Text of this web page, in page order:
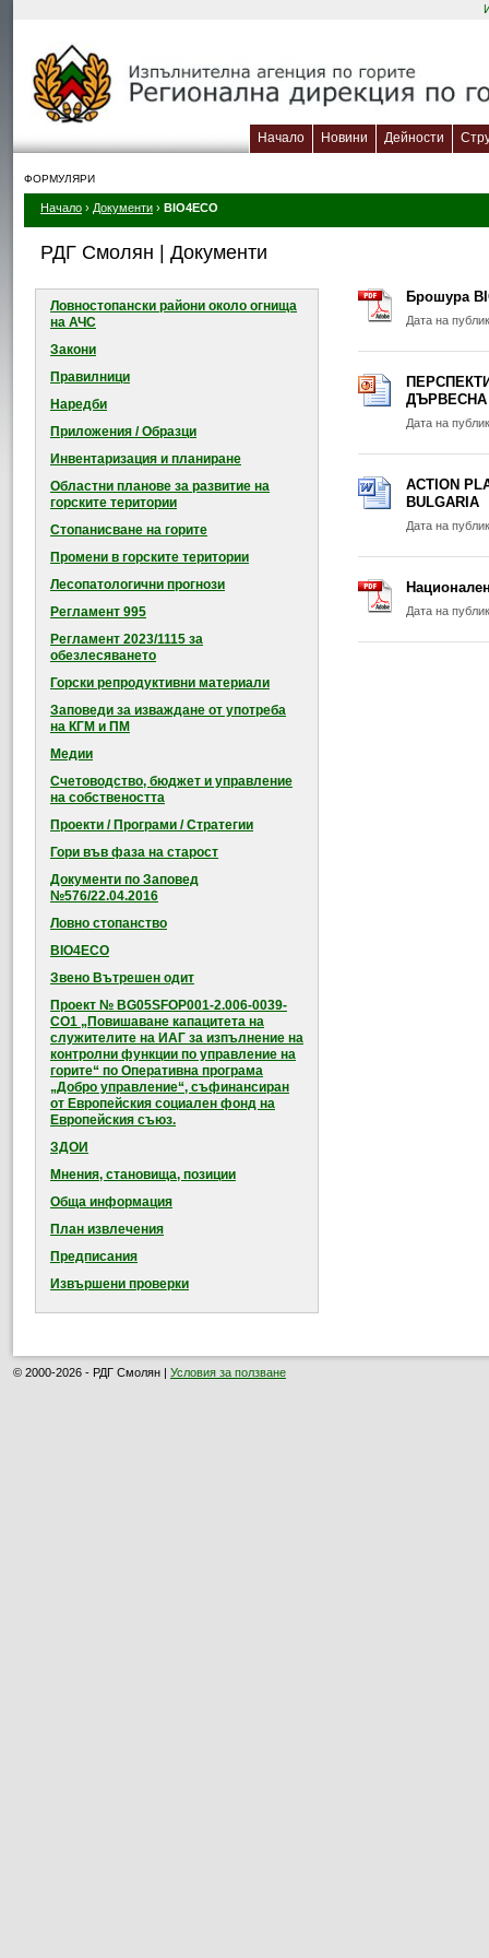
Начало Новини Дейности
ФОРМУЛЯРИ
Начало › Документи › BIO4ECO
РДГ Смолян | Документи
Ловностопански райони около огнищa
на АЧС
Закони
Правилници
Наредби
Приложения / Образци
Инвентаризация и планиране
Областни планове за развитие на
горските територии
Стопанисване на горите
Промени в горските територии
Лесопатологични прогнози
Регламент 995
Регламент 2023/1115 за
обезлесяването
Горски репродуктивни материали
Заповеди за изваждане от употреба
на КГМ и ПМ
Медии
Счетоводство, бюджет и управление
на собствеността
Проекти / Програми / Стратегии
Гори във фаза на старост
Документи по Заповед
№576/22.04.2016
Ловно стопанство
BIO4ECO
Звено Вътрешен одит
Проект № BG05SFOP001-2.006-0039-
CO1 „Повишаване капацитета на
служителите на ИАГ за изпълнение на
контролни функции по управление на
горите“ по Оперативна програма
„Добро управление“, съфинансиран
от Европейския социален фонд на
Европейския съюз.
ЗДОИ
Мнения, становища, позиции
Обща информация
План извлечения
Предписания
Извършени проверки
Брошура
Дата на
Дата на
ACTION
BULGARIA
Дата на
Дата на
© 2000-2026 - РДГ Смолян | Условия за ползване